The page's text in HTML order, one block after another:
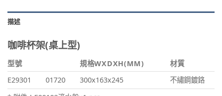
描述
咖啡杯架(桌上型)
型號 規格WXDXH(MM)
材質
E29301
01720 300x163x245
不繡鋼鍍鉻